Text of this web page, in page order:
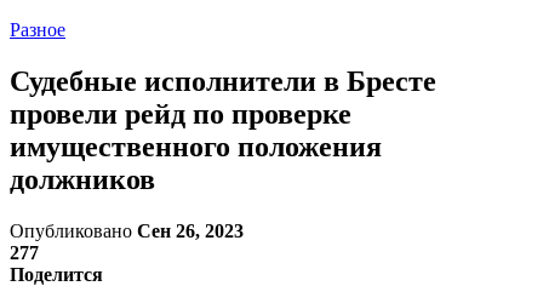
Разное
Судебные исполнители в Бресте
провели рейд по проверке
имущественного положения
должников
Опубликовано Сен 26, 2023
277
Поделится